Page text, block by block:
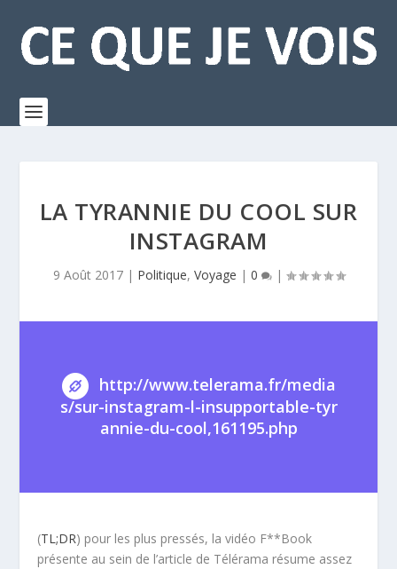
LA TYRANNIE DU COOL SUR
INSTAGRAM
9 Août 2017| Politique, Voyage | 0 |
http://www.telerama.fr/media
s/sur-instagram-l-insupportable-tyr
annie-du-cool,161195.php
(TL;DR) pour les plus pressés, la vidéo F**Book
présente au sein de l’article de Télérama résume assez